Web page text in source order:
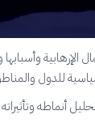
الإرهابية
للدول
أنماطه